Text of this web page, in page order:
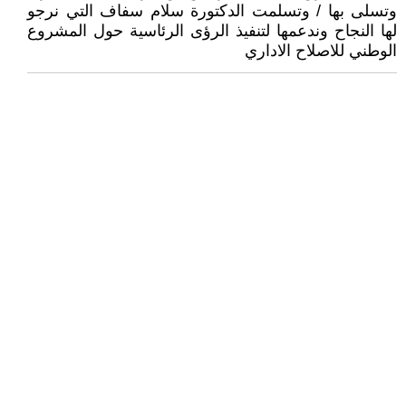
وتسلى بها / وتسلمت الدكتورة سلام سفاف التي نرجو
لها النجاح وندعمها لتنفيذ الرؤى الرئاسية حول المشروع
الوطني للاصلاح الاداري